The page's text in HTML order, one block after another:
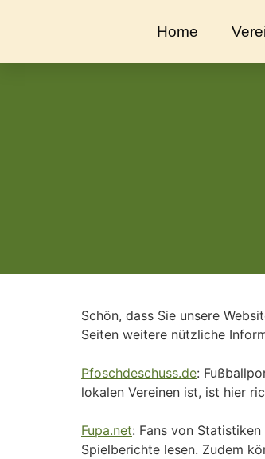
Home
Schön, dass Sie unsere
Seiten weitere nützliche
Pfoschdeschuss.de:
lokalen Vereinen ist, ist hier
Fupa.net: Fans von
Spielberichte lesen. Zudem